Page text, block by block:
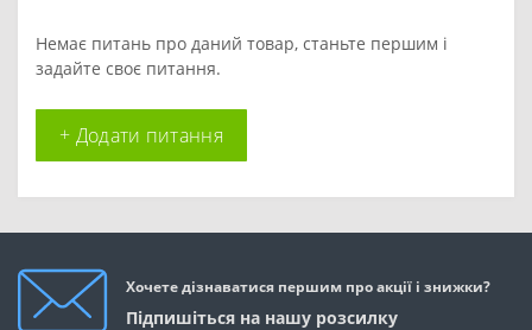
Немає питань про даний товар, станьте першим і
задайте своє питання.
+ Додати питання
Хочете дізнаватися першим про акції і знижки?
Підпишіться на нашу розсилку